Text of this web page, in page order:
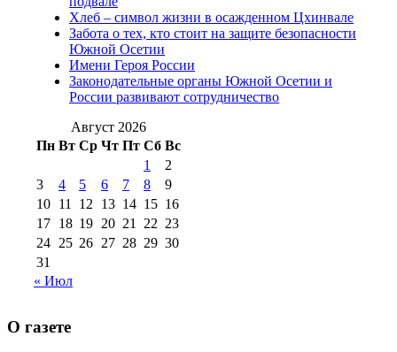
№98 1 августа 2015 г
августа 2016 г(10)№98 5 июля 2014 г(10)
№98 8 августа 2013 г
августа 2012 г(14) №98+99 11 июля
2017 г(9)
№99 4 августа
2016 г(12) №99 8 июля 2014 г
августа 2012 г(11)
августа 2013 г
(12)
Хлеб – символ жизни в осажденном Цхинвале
Забота о тех, кто стоит на защите безопасности
Южной Осетии
Имени Героя России
Законодательные органы Южной Осетии и
России развивают сотрудничество
Август 2026
Пн Вт Ср Чт Пт Сб Вс
1
2
3
4 5 6 7 8
9
10 11 12 13 14 15 16
17 18 19 20 21 22 23
24 25 26 27 28 29 30
31
« Июл
О газете